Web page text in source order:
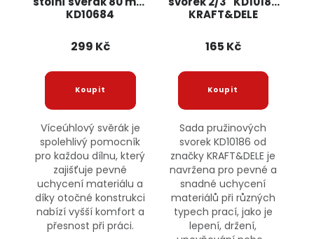
KD10684
299 Kč
Víceúhlový svěrák je
spolehlivý pomocník
pro každou dílnu, který
zajišťuje pevné
uchycení materiálu a
díky otočné konstrukci
nabízí vyšší komfort a
přesnost při práci.
KRAFT&DELE
165 Kč
Sada pružinových
svorek KD10186 od
značky KRAFT&DELE je
navržena pro pevné a
snadné uchycení
materiálů při různých
typech prací, jako je
lepení, držení,